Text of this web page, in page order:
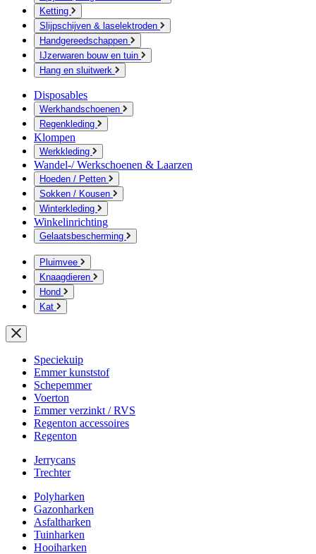
Ketting
Slijpschijven & laselektroden
Handgereedschappen
IJzerwaren bouw en tuin
Hang en sluitwerk
Disposables
Werkhandschoenen
Regenkleding
Klompen
Werkkleding
Wandel-/ Werkschoenen & Laarzen
Hoeden / Petten
Sokken / Kousen
Winterkleding
Winkelinrichting
Gelaatsbescherming
Pluimvee
Knaagdieren
Hond
Kat
Speciekuip
Emmer kunststof
Schepemmer
Voerton
Emmer verzinkt / RVS
Regenton accessoires
Regenton
Jerrycans
Trechter
Polyharken
Gazonharken
Asfaltharken
Tuinharken
Hooiharken